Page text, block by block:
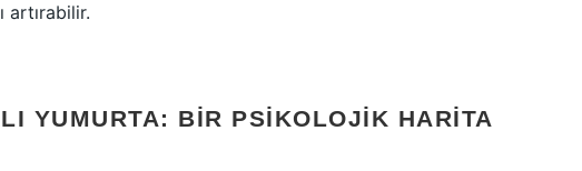
artırabilir.
YUMURTA: BIR PSIKOLOJIK HARITA